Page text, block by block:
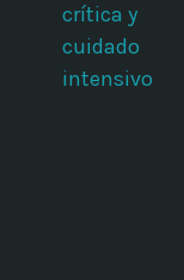
crítica y
cuidado
intensivo